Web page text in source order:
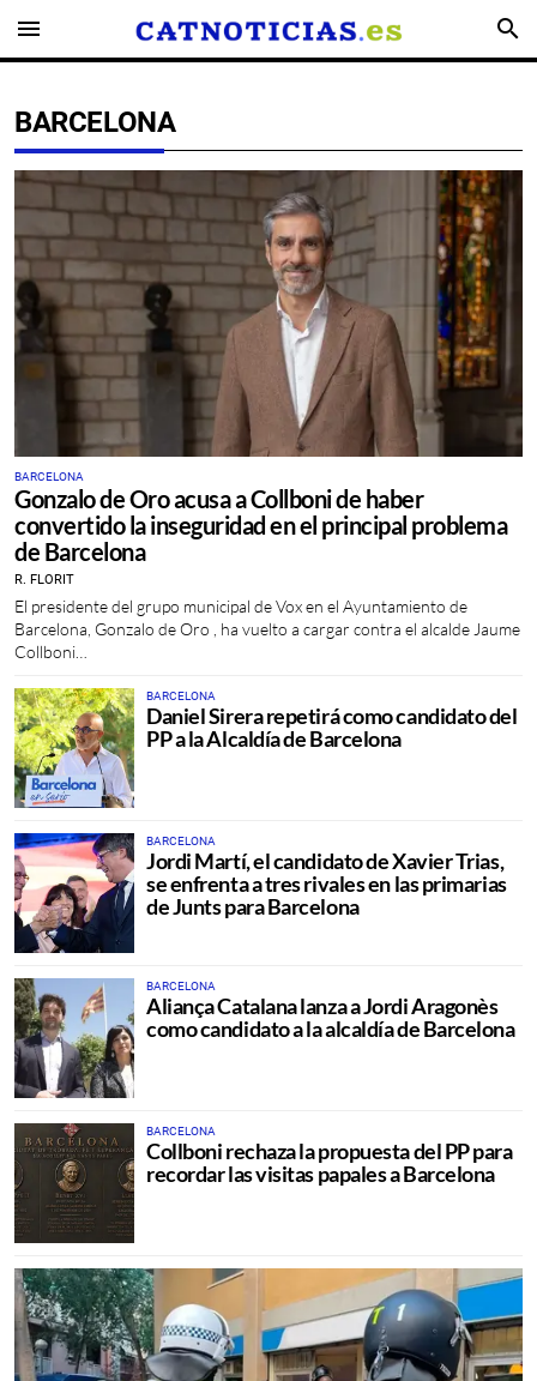
menu search
BARCELONA
BARCELONA
Gonzalo de Oro acusa a Collboni de haber
convertido la inseguridad en el principal problema
de Barcelona
R. FLORIT
El presidente del grupo municipal de Vox en el Ayuntamiento de
Barcelona, Gonzalo de Oro , ha vuelto a cargar contra el alcalde Jaume
Collboni…
BARCELONA
Daniel Sirera repetirá como candidato del
PP a la Alcaldía de Barcelona
BARCELONA
Jordi Martí, el candidato de Xavier Trias,
se enfrenta a tres rivales en las primarias
de Junts para Barcelona
BARCELONA
Aliança Catalana lanza a Jordi Aragonès
como candidato a la alcaldía de Barcelona
BARCELONA
Collboni rechaza la propuesta del PP para
recordar las visitas papales a Barcelona